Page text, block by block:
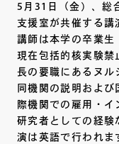
5月31日（金）、総
支援室が共催する講
講師は本学の卒業生
現在包括的核実験
長の要職にあるヌル
同機関の説明および
際機関での雇用・
研究者としての経験
演は英語で行われま